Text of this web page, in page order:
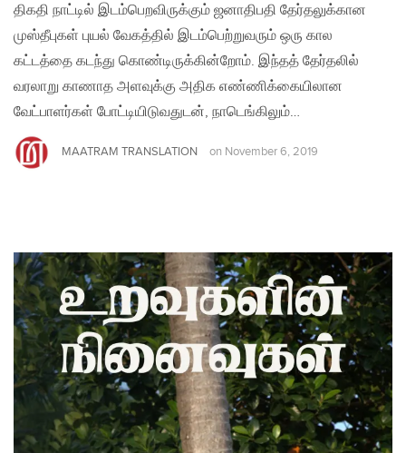
திகதி நாட்டில் இடம்பெறவிருக்கும் ஜனாதிபதி தேர்தலுக்கான
முஸ்தீபுகள் புயல் வேகத்தில் இடம்பெற்றுவரும் ஒரு கால
கட்டத்தை கடந்து கொண்டிருக்கின்றோம். இந்தத் தேர்தலில்
வரலாறு காணாத அளவுக்கு அதிக எண்ணிக்கையிலான
வேட்பாளர்கள் போட்டியிடுவதுடன், நாடெங்கிலும்…
MAATRAM TRANSLATION on November 6, 2019